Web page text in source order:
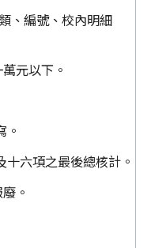
、編號、校內明細
元以下。
。
六項之最後總核計。
。